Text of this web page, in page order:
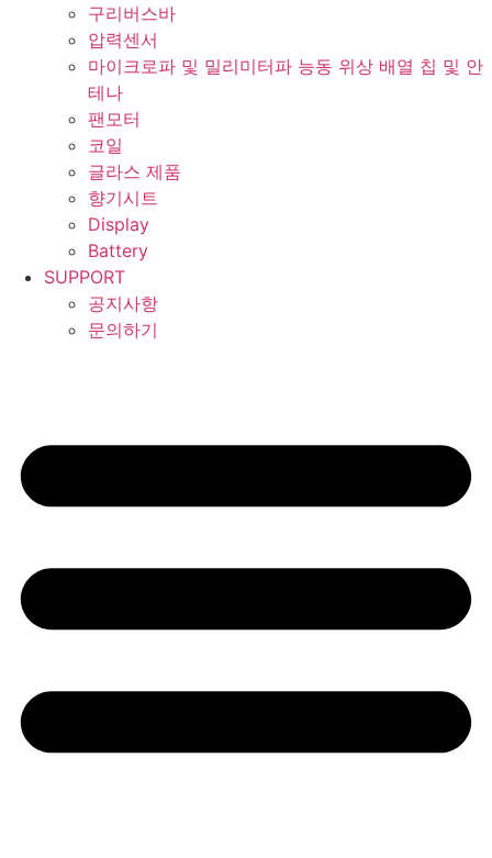
구리버스바
압력센서
마이크로파 및 밀리미터파 능동 위상 배열 칩 및 안
테나
팬모터
코일
글라스 제품
향기시트
Display
Battery
SUPPORT
공지사항
문의하기